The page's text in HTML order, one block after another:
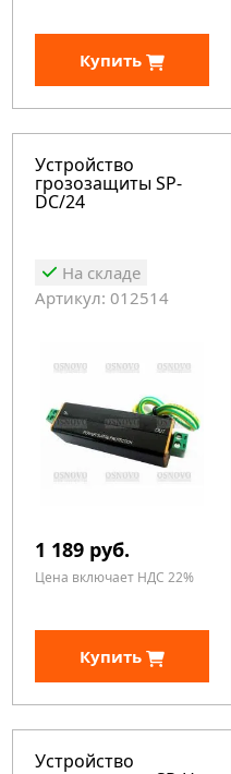
Купить
Устройство
грозозащиты SP-
DC/24
На складе
Артикул: 012514
1 189 руб.
Цена включает НДС 22%
Купить
Устройство